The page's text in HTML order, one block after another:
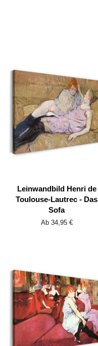
Leinwandbild Henri de
Toulouse-Lautrec - Das
Sofa
Ab 34,95 €